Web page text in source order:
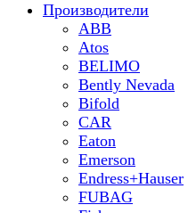
Производители
ABB
Atos
BELIMO
Bently Nevada
Bifold
CAR
Eaton
Emerson
Endress+Hauser
FUBAG